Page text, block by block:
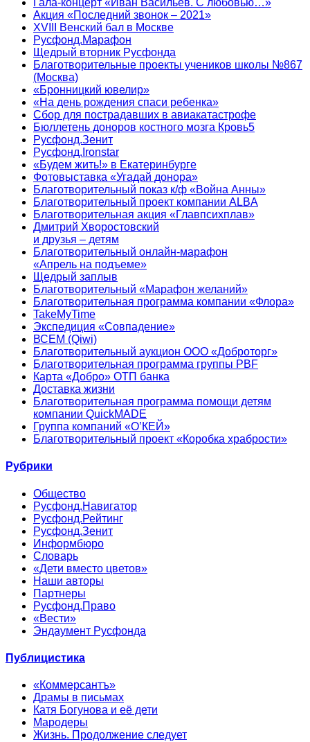
Гала-концерт «Иван Васильев. С любовью…»
Акция «Последний звонок – 2021»
XVIII Венский бал в Москве
Русфонд.Марафон
Щедрый вторник Русфонда
Благотворительные проекты учеников школы №867
(Москва)
«Бронницкий ювелир»
«На день рождения спаси ребенка»
Сбор для пострадавших в авиакатастрофе
Бюллетень доноров костного мозга Кровь5
Русфонд.Зенит
Русфонд.Ironstar
«Будем жить!» в Екатеринбурге
Фотовыставка «Угадай донора»
Благотворительный показ к/ф «Война Анны»
Благотворительный проект компании ALBA
Благотворительная акция «Главпсихплав»
Дмитрий Хворостовский
и друзья – детям
Благотворительный онлайн‑марафон
«Апрель на подъеме»
Щедрый заплыв
Благотворительный «Марафон желаний»
Благотворительная программа компании «Флора»
TakeMyTime
Экспедиция «Совпадение»
ВСЕМ (Qiwi)
Благотворительный аукцион ООО «Доброторг»
Благотворительная программа группы PBF
Карта «Добро» ОТП банка
Доставка жизни
Благотворительная программа помощи детям
компании QuickMADE
Группа компаний «О’КЕЙ»
Благотворительный проект «Коробка храбрости»
Рубрики
Общество
Русфонд.Навигатор
Русфонд.Рейтинг
Русфонд.Зенит
Информбюро
Словарь
«Дети вместо цветов»
Наши авторы
Партнеры
Русфонд.Право
«Вести»
Эндаумент Русфонда
Публицистика
«Коммерсантъ»
Драмы в письмах
Катя Богунова и её дети
Мародеры
Жизнь. Продолжение следует